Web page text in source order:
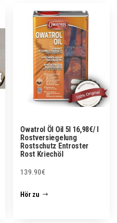
Owatrol Öl Oil 5l 16,98€/ l
Rostversiegelung
Rostschutz Entroster
Rost Kriechöl
139.90€
Hör zu